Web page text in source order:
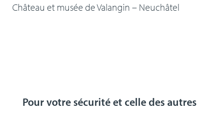
Château et musée de Valangin – Neuchâtel
Pour votre sécurité et celle des autres